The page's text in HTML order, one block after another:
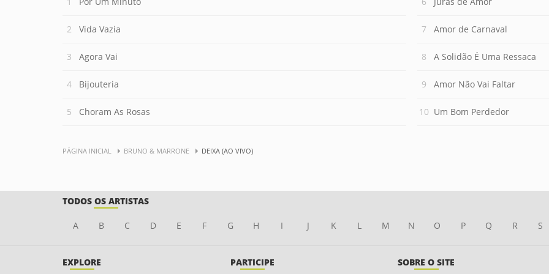
Vida Vazia
Agora Vai
Bijouteria
Choram As Rosas
Amor de Carnaval
A Solidão É Uma Ressaca
Amor Não Vai Faltar
Um Bom Perdedor
PÁGINA INICIAL BRUNO & MARRONE DEIXA (AO VIVO)
TODOS OS ARTISTAS
A B C D E F G H I J K L M N O P Q R S
EXPLORE PARTICIPE SOBRE O SITE